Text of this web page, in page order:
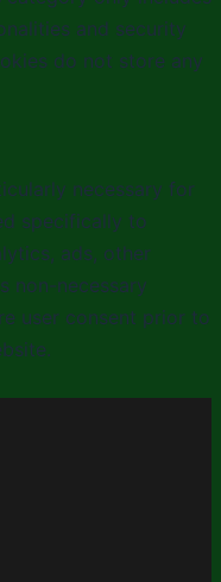
and security
do not store any
necessary for
specifically to
ads, other
non-necessary
user consent prior to